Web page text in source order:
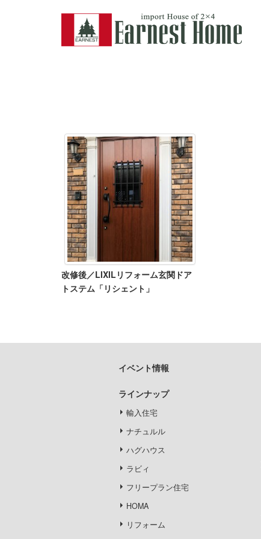
改修後／LIXILリフォーム玄関ドア
トステム「リシェント」
イベント情報
ラインナップ
輸入住宅
ナチュルル
ハグハウス
ラビィ
フリープラン住宅
HOMA
リフォーム